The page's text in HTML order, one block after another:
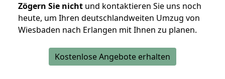
Zögern Sie nicht und kontaktieren Sie uns noch
heute, um Ihren deutschlandweiten Umzug von
Wiesbaden nach Erlangen mit Ihnen zu planen.
Kostenlose Angebote erhalten